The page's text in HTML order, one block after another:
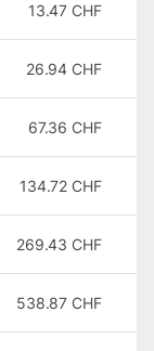
13.47 CHF
26.94 CHF
67.36 CHF
134.72 CHF
269.43 CHF
538.87 CHF